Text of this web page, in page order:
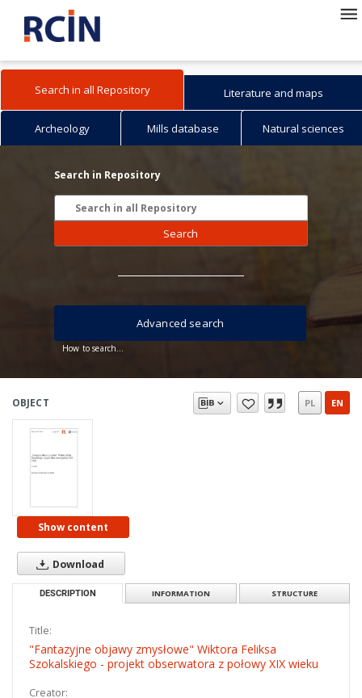
Search in all Repository Literature and maps
Archeology Mills database Natural sciences
Search in Repository
Search
How to search...
Advanced search
OBJECT PL EN
Show content
Download
DESCRIPTION INFORMATION STRUCTURE
Title:
"Fantazyjne objawy zmysłowe" Wiktora Feliksa
Szokalskiego - projekt obserwatora z połowy XIX wieku
Creator: